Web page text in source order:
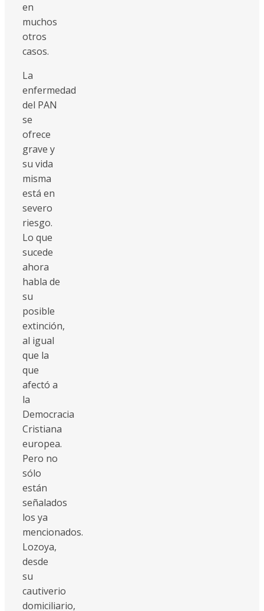
en
muchos
otros
casos.
La
enfermedad
del PAN
se
ofrece
grave y
su vida
misma
está en
severo
riesgo.
Lo que
sucede
ahora
habla de
su
posible
extinción,
al igual
que la
que
afectó a
la
Democracia
Cristiana
europea.
Pero no
sólo
están
señalados
los ya
mencionados.
Lozoya,
desde
su
cautiverio
domiciliario,